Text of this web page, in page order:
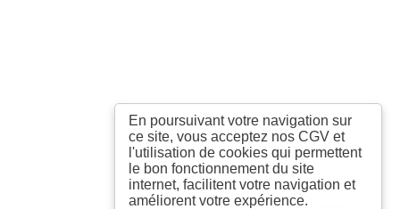
En poursuivant votre navigation sur
ce site, vous acceptez nos CGV et
l'utilisation de cookies qui permettent
le bon fonctionnement du site
internet, facilitent votre navigation et
améliorent votre expérience.